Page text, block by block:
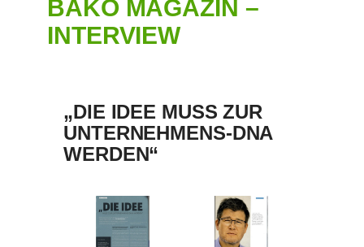
BÄKO MAGAZIN –
INTERVIEW
„DIE IDEE MUSS ZUR
UNTERNEHMENS-DNA
WERDEN“